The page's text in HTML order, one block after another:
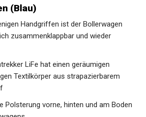
(Blau)
Handgriffen ist der Bollerwagen
zusammenklappbar und wieder
LiFe hat einen geräumigen
Textilkörper aus strapazierbarem
Polsterung vorne, hinten und am Boden